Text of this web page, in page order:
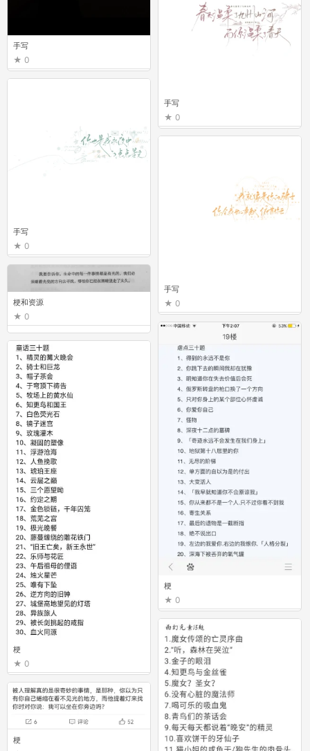
手写
0
手写
0
梗和资源
0
梗
0
梗
0
梗
手写
0
手写
0